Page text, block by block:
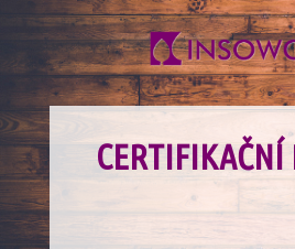
CERTIFIKAČNÍ